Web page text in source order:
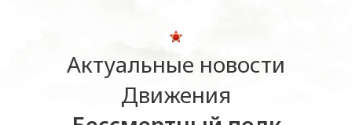
Актуальные новости
Движения